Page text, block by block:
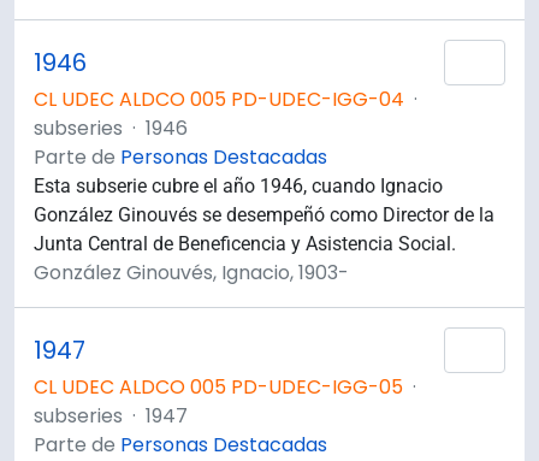
1946
CL UDEC ALDCO 005 PD-UDEC-IGG-04 ·
subseries · 1946
Parte de Personas Destacadas
Esta subserie cubre el año 1946, cuando Ignacio
González Ginouvés se desempeñó como Director de la
Junta Central de Beneficencia y Asistencia Social.
González Ginouvés, Ignacio, 1903-
1947
CL UDEC ALDCO 005 PD-UDEC-IGG-05 ·
subseries · 1947
Parte de Personas Destacadas